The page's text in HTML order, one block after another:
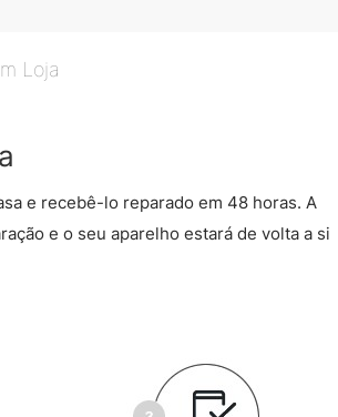
Loja
e recebê-lo reparado em 48 horas. A
e o seu aparelho estará de volta a si